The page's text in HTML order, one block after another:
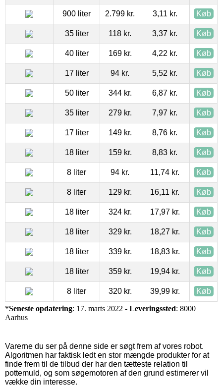
900 liter 2.799 kr. 3,11 kr. Køb
35 liter 118 kr. 3,37 kr. Køb
40 liter 169 kr. 4,22 kr. Køb
17 liter 94 kr. 5,52 kr. Køb
50 liter 344 kr. 6,87 kr. Køb
35 liter 279 kr. 7,97 kr. Køb
17 liter 149 kr. 8,76 kr. Køb
18 liter 159 kr. 8,83 kr. Køb
8 liter 94 kr. 11,74 kr. Køb
8 liter 129 kr. 16,11 kr. Køb
18 liter 324 kr. 17,97 kr. Køb
18 liter 329 kr. 18,27 kr. Køb
18 liter 339 kr. 18,83 kr. Køb
18 liter 359 kr. 19,94 kr. Køb
8 liter 320 kr. 39,99 kr. Køb
*Seneste opdatering: 17. marts 2022 - Leveringssted: 8000
Aarhus
Varerne du ser på denne side er søgt frem af vores robot.
Algoritmen har faktisk ledt en stor mængde produkter for at
finde frem til de tilbud der har den tætteste relation til
pottemuld, og som søgemotoren af den grund estimerer vil
vække din interesse.